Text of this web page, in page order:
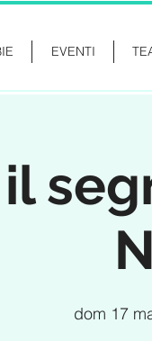
EVENTI
dom 17